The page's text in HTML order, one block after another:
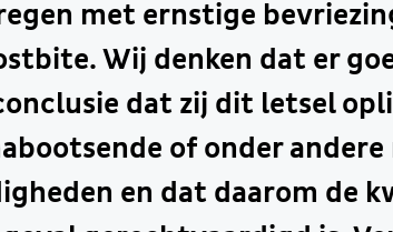
met ernstige
Wij denken dat er
dat zij dit letsel
of onder
en dat daarom de